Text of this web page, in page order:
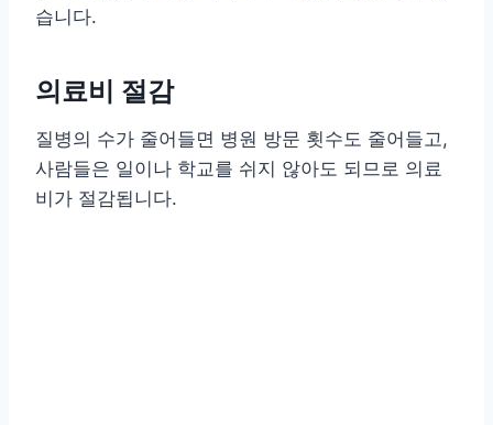
습니다.
의료비 절감
질병의 수가 줄어들면 병원 방문 횟수도 줄어들고,
사람들은 일이나 학교를 쉬지 않아도 되므로 의료
비가 절감됩니다.